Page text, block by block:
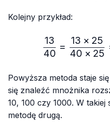
Kolejny przykład:
40
13
=
40 × 25
13 × 25
Powyższa metoda staje
się znaleźć mnożnika
10, 100 czy 1000. W
metodę drugą.